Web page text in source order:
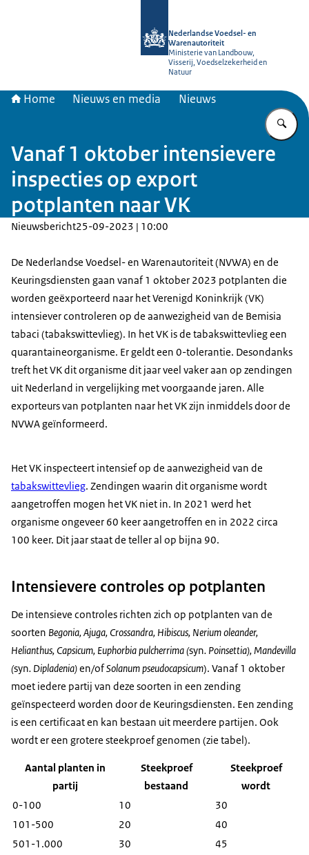
Nederlandse Voedsel- en
Warenautoriteit
Ministerie van Landbouw,
Visserij, Voedselzekerheid en
Natuur
Home Nieuws en media Nieuws
Vanaf 1 oktober intensievere
inspecties op export
potplanten naar VK
Nieuwsbericht25-09-2023 | 10:00
De Nederlandse Voedsel- en Warenautoriteit (NVWA) en de
Keuringsdiensten gaan vanaf 1 oktober 2023 potplanten die
worden geëxporteerd naar het Verenigd Koninkrijk (VK)
intensiever controleren op de aanwezigheid van de Bemisia
tabaci (tabakswittevlieg). In het VK is de tabakswittevlieg een
quarantaineorganisme. Er geldt een 0-tolerantie. Desondanks
treft het VK dit organisme dit jaar veel vaker aan op zendingen
uit Nederland in vergelijking met voorgaande jaren. Alle
exporteurs van potplanten naar het VK zijn inmiddels door de
NVWA geïnformeerd.
Het VK inspecteert intensief op de aanwezigheid van de
tabakswittevlieg. Zendingen waarin dit organisme wordt
aangetroffen mogen het VK niet in. In 2021 werd het
organisme ongeveer 60 keer aangetroffen en in 2022 circa
100 keer. Dit jaar staat de teller al op bijna 90.
Intensievere controles op potplanten
De intensieve controles richten zich op potplanten van de
soorten Begonia, Ajuga, Crossandra, Hibiscus, Nerium oleander,
Helianthus, Capsicum, Euphorbia pulcherrima (syn. Poinsettia), Mandevilla
(syn. Dipladenia)en/ofSolanum pseudocapsicum). Vanaf 1 oktober
moet iedere partij van deze soorten in een zending
geïnspecteerd worden door de Keuringsdiensten. Een zending
is een certificaat en kan bestaan uit meerdere partijen. Ook
wordt er een grotere steekproef genomen (zie tabel).
Aantal planten in
partij
Steekproef
bestaand
Steekproef
wordt
0-100
10
30
101-500
20
40
501-1.000
30
45